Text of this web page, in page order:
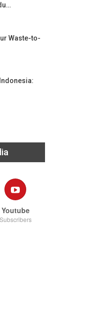
Waste-to-
Youtube
Subscribers